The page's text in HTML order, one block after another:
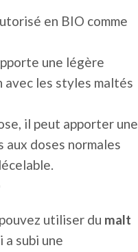
en BIO comme
une légère
avec les styles maltés
il peut apporter une
doses normales
utiliser du malt
a subi une